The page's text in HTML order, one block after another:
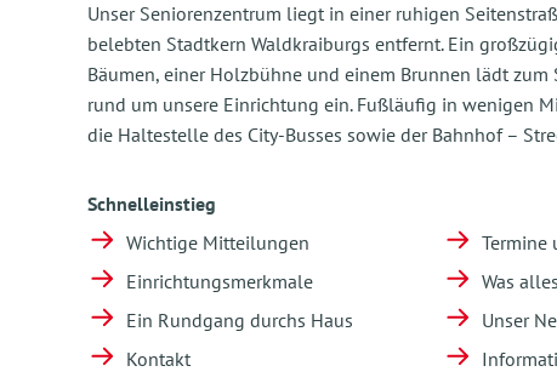
Unser Seniorenzentrum liegt in einer ruhigen
belebten Stadtkern Waldkraiburgs entfernt. Ein
Bäumen, einer Holzbühne und einem Brunnen lädt zum
rund um unsere Einrichtung ein. Fußläufig in wenigen
die Haltestelle des City-Busses sowie der Bahnhof –
Schnelleinstieg
Wichtige Mitteilungen
Einrichtungsmerkmale
Ein Rundgang durchs Haus
Kontakt
Termine
Was
Unser